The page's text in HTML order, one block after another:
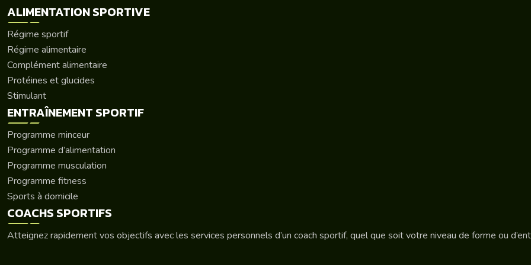
ALIMENTATION SPORTIVE
Régime sportif
Régime alimentaire
Complément alimentaire
Protéines et glucides
Stimulant
ENTRAÎNEMENT SPORTIF
Programme minceur
Programme d’alimentation
Programme musculation
Programme fitness
Sports à domicile
COACHS SPORTIFS
Atteignez rapidement vos objectifs avec les services personnels d’un coach sportif, quel que soit votre niveau de forme ou